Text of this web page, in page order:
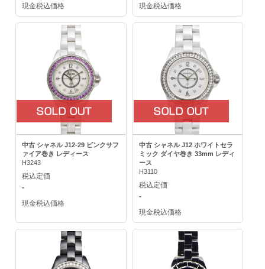
現金税込価格 現金税込価格
中古 シャネル J12-29 ピンクサフ
ァイア巻き レディース
H3243
税込定価
-
現金税込価格
中古 シャネル J12 ホワイトセラ
ミック ダイヤ巻き 33mm レディ
ース
H3110
税込定価
-
現金税込価格